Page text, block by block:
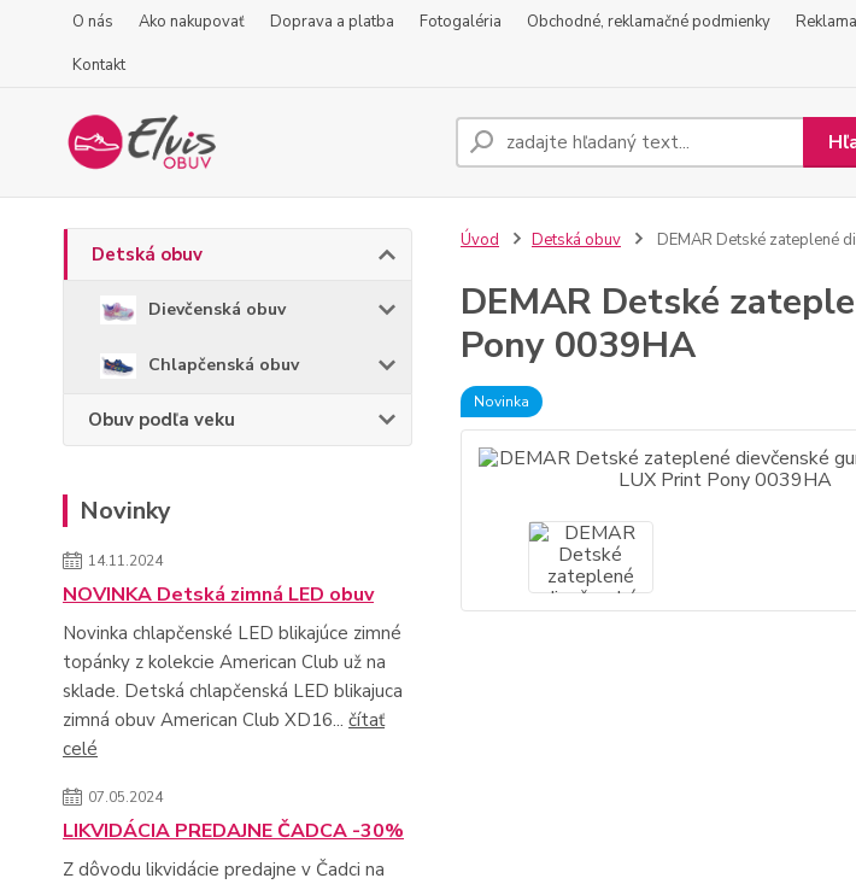
O nás Ako nakupovať Doprava a platba Fotogaléria Obchodné, reklamačné podmienky
Kontakt
Detská obuv
Dievčenská obuv
Chlapčenská obuv
Obuv podľa veku
Novinky
14.11.2024
NOVINKA Detská zimná LED obuv
Novinka chlapčenské LED blikajúce zimné
topánky z kolekcie American Club už na
sklade. Detská chlapčenská LED blikajuca
zimná obuv American Club XD16... čítať
celé
07.05.2024
LIKVIDÁCIA PREDAJNE ČADCA -30%
Z dôvodu likvidácie predajne v Čadci na
Úvod Detská obuv DEMAR Detské zateplené
DEMAR Detské
Pony 0039HA
Novinka